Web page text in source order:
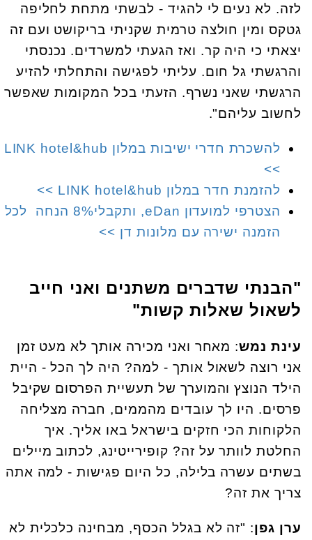
לזה. לא נעים לי להגיד - לבשתי מתחת לחליפה
גטקס ומין חולצה טרמית שקניתי בריקושט ועם זה
יצאתי כי היה קר. ואז הגעתי למשרדים. נכנסתי
והרגשתי גל חום. עליתי לפגישה והתחלתי להזיע
הרגשתי שאני נשרף. הזעתי בכל המקומות שאפשר
לחשוב עליהם".
להשכרת חדרי ישיבות במלון LINK hotel&hub
>>
להזמנת חדר במלון LINK hotel&hub >>
הצטרפי למועדון eDan, ותקבלי8% הנחה לכל
הזמנה ישירה עם מלונות דן >>
"הבנתי שדברים משתנים ואני חייב
לשאול שאלות קשות"
עינת נמש: מאחר ואני מכירה אותך לא מעט זמן
אני רוצה לשאול אותך - למה? היה לך הכל - היית
הילד הנוצץ והמוערך של תעשיית הפרסום שקיבל
פרסים. היו לך עובדים מהממים, חברה מצליחה
הלקוחות הכי חזקים בישראל באו אליך. איך
החלטת לוותר על זה? קופירייטינג, לכתוב מיילים
בשתים עשרה בלילה, כל היום פגישות - למה אתה
צריך את זה?
ערן גפן: "זה לא בגלל הכסף, מבחינה כלכלית לא